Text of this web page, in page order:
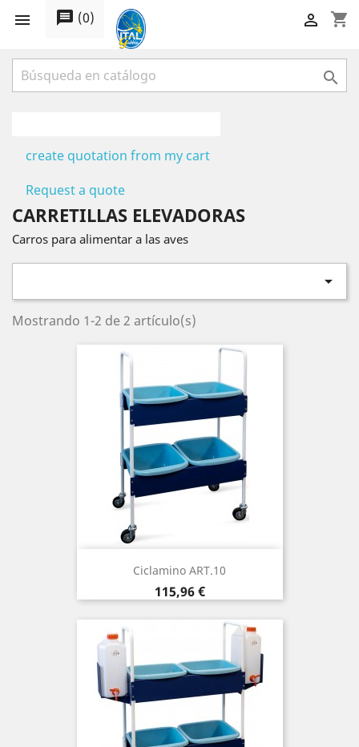
 message (0) shopping_cart


create quotation from my cart
Request a quote
CARRETILLAS ELEVADORAS
Carros para alimentar a las aves

Mostrando 1-2 de 2 artículo(s)
Ciclamino ART.10
Precio
115,96 €